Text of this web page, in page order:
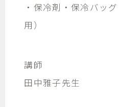
・保冷剤・保冷バッ
用）
講師
田中雅子先生